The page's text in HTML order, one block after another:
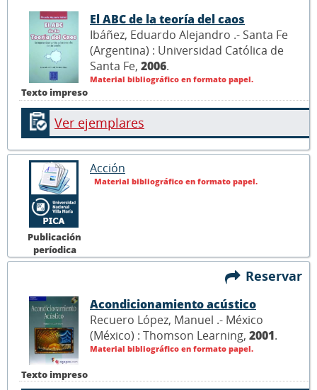
Texto impreso
El ABC de la teoría del caos
Ibáñez, Eduardo Alejandro .- Santa Fe
(Argentina) : Universidad Católica de
Santa Fe, 2006.
Material bibliográfico en formato papel.
Ver ejemplares
Publicación
períodica
Acción
Material bibliográfico en formato papel.
Reservar
Texto impreso
Acondicionamiento acústico
Recuero López, Manuel .- México
(México) : Thomson Learning, 2001.
Material bibliográfico en formato papel.